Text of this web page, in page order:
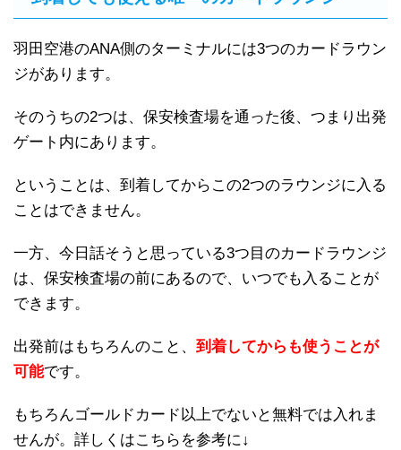
羽田空港のANA側のターミナルには3つのカードラウン
ジがあります。
そのうちの2つは、保安検査場を通った後、つまり出発
ゲート内にあります。
ということは、到着してからこの2つのラウンジに入る
ことはできません。
一方、今日話そうと思っている3つ目のカードラウンジ
は、保安検査場の前にあるので、いつでも入ることが
できます。
出発前はもちろんのこと、 到着してからも使うことが
可能です。
もちろんゴールドカード以上でないと無料では入れま
せんが。詳しくはこちらを参考に↓